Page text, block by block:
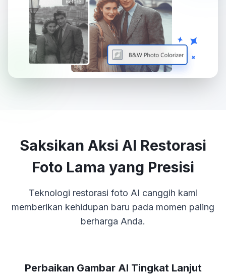
Saksikan Aksi AI Restorasi
Foto Lama yang Presisi
Teknologi restorasi foto AI canggih kami
memberikan kehidupan baru pada momen paling
berharga Anda.
Perbaikan Gambar AI Tingkat Lanjut